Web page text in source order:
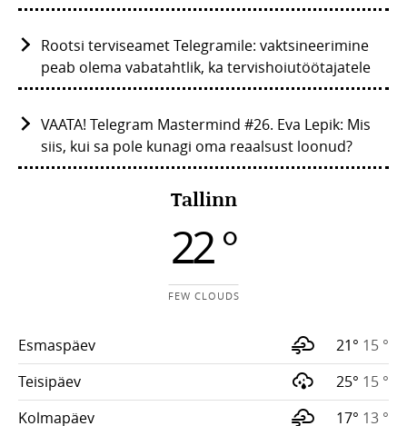
Rootsi terviseamet Telegramile: vaktsineerimine
peab olema vabatahtlik, ka tervishoiutöötajatele
VAATA! Telegram Mastermind #26. Eva Lepik: Mis
siis, kui sa pole kunagi oma reaalsust loonud?
Tallinn
22 °
FEW CLOUDS
Esmaspäev 21° 15 °
Teisipäev
25° 15 °
Kolmapäev
17° 13 °